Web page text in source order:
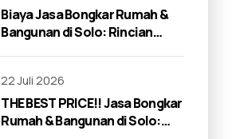
Biaya Jasa Bongkar Rumah &
Bangunan di Solo: Rincian
22 Juli 2026
THE BEST PRICE!! Jasa Bongkar
Rumah & Bangunan di Solo: